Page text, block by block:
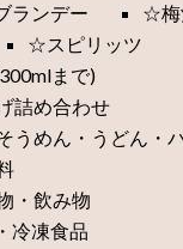
ランデー
☆梅
☆スピリッツ
まで)
詰め合わせ
めん・うどん・
・飲み物
冷凍食品